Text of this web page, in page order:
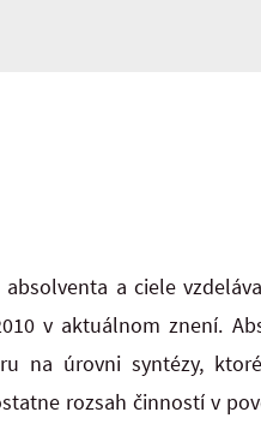
absolventa a ciele
v aktuálnom znení.
na úrovni syntézy,
rozsah činností v